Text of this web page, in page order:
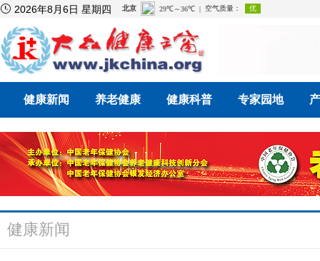
 2026年8月6日 星期四
健康新闻 养老健康 健康科普 专家园地
健康新闻